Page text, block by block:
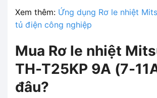
Xem thêm: Ứng dụng Rơ le nhiệt
tủ điện công nghiệp
Mua Rơ le nhiệt
TH-T25KP 9A (7-
đâu?